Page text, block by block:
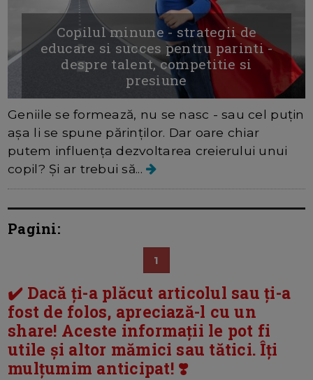
Copilul minune - strategii de
educare si succes pentru parinti -
despre talent, competitie si
presiune
Geniile se formează, nu se nasc - sau cel puțin
așa li se spune părinților. Dar oare chiar
putem influența dezvoltarea creierului unui
copil? Și ar trebui să...
Pagini:
1
✔️ Dacă ți-a plăcut articolul sau ți-a
fost de folos, apreciază-l cu un
share! Aceste informații le pot fi
utile și altor mămici sau tătici. Îți
mulțumim anticipat! ❣️